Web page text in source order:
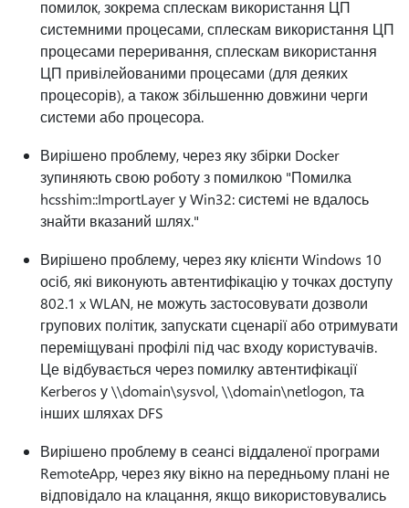
помилок, зокрема сплескам використання ЦП
системними процесами, сплескам використання ЦП
процесами переривання, сплескам використання
ЦП привілейованими процесами (для деяких
процесорів), а також збільшенню довжини черги
системи або процесора.
Вирішено проблему, через яку збірки Docker
зупиняють свою роботу з помилкою "Помилка
hcsshim::ImportLayer у Win32: системі не вдалось
знайти вказаний шлях."
Вирішено проблему, через яку клієнти Windows 10
осіб, які виконують автентифікацію у точках доступу
802.1 x WLAN, не можуть застосовувати дозволи
групових політик, запускати сценарії або отримувати
переміщувані профілі під час входу користувачів.
Це відбувається через помилку автентифікації
Kerberos у \\domain\sysvol, \\domain\netlogon, та
інших шляхах DFS
Вирішено проблему в сеансі віддаленої програми
RemoteApp, через яку вікно на передньому плані не
відповідало на клацання, якщо використовувались